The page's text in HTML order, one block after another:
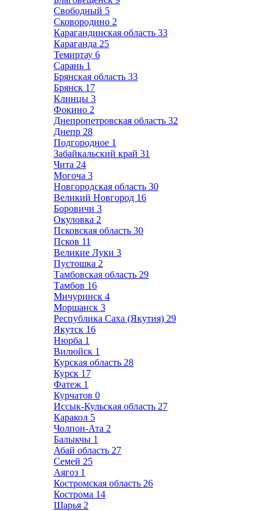
Свободный 5
Сковородино 2
Карагандинская область 33
Караганда 25
Темиртау 6
Сарань 1
Брянская область 33
Брянск 17
Клинцы 3
Фокино 2
Днепропетровская область 32
Днепр 28
Подгородное 1
Забайкальский край 31
Чита 24
Могоча 3
Новгородская область 30
Великий Новгород 16
Боровичи 3
Окуловка 2
Псковская область 30
Псков 11
Великие Луки 3
Пустошка 2
Тамбовская область 29
Тамбов 16
Мичуринск 4
Моршанск 3
Республика Саха (Якутия) 29
Якутск 16
Нюрба 1
Вилюйск 1
Курская область 28
Курск 17
Фатеж 1
Курчатов 0
Иссык-Кульская область 27
Каракол 5
Чолпон-Ата 2
Балыкчы 1
Абай область 27
Семей 25
Аягоз 1
Костромская область 26
Кострома 14
Шарья 2